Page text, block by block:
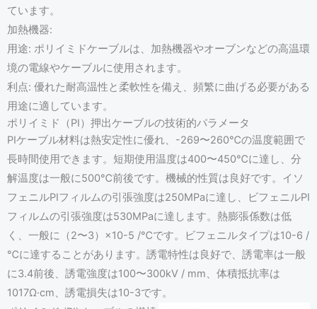
ています。
加熱機器:
用途: ポリイミドケーブルは、加熱機器やオーブンなどの高温環
境の電線やケーブルに使用されます。
利点: 優れた耐高温性と柔軟性を備え、頻繁に曲げる必要がある
用途に適しています。
ポリイミド（PI）押出ケーブルの技術的パラメータ
PIケーブル材料は熱安定性に優れ、-269〜260℃の温度範囲で
長時間使用できます。短期使用温度は400〜450℃に達し、分
解温度は一般に500℃前後です。機械的性質は良好です。イソ
フェニルPIフィルムの引張強度は250MPaに達し、ビフェニルPI
フィルムの引張強度は530MPaに達します。熱膨張係数は低
く、一般に（2〜3）×10-5 /℃です。ビフェニルタイプは10-6 /
℃に達することがあります。誘電特性は良好で、誘電率は一般
に3.4前後、誘電強度は100〜300kV / mm、体積抵抗率は
1017Ω·cm、誘電損失は10-3です。